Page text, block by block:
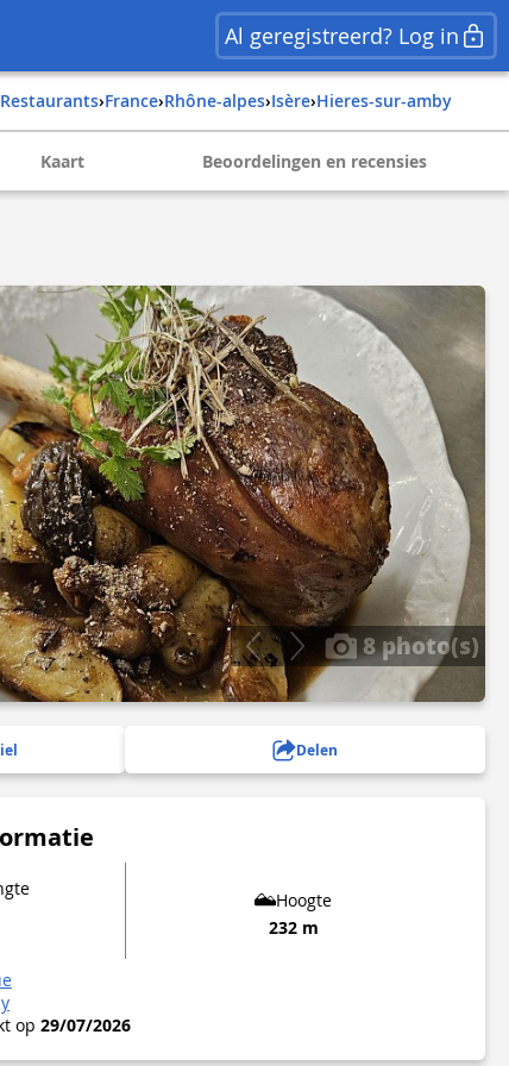
Al geregistreerd? Log in
Restaurants› france› rhône-alpes› isère› hieres-sur-amby
Kaart Beoordelingen en recensies
8 photo(s)
Delen
Hoogte
232 m
op 29/07/2026